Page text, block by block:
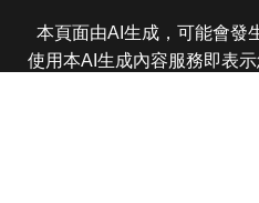
本頁面由AI生成，可能會發
使用本AI生成內容服務即表